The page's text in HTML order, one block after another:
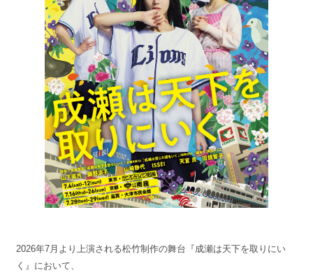
2026年7月より上演される松竹制作の舞台『成瀬は天下を取りにい
く』において、